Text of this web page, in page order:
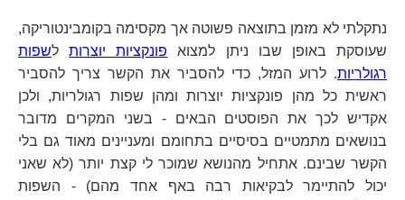
נתקלתי לא מזמן בתוצאה פשוטה אך מקסימה בקומבינטוריקה,
שעוסקת באופן שבו ניתן למצוא פונקציות יוצרותלשפות
רגולריות. לרוע המזל, כדי להסביר את הקשר צריך להסביר
ראשית כל מהן פונקציות יוצרות ומהן שפות רגולריות, ולכן
אקדיש לכך את הפוסטים הבאים - בשני המקרים מדובר
בנושאים מתמטיים בסיסיים בתחומם ומעניינים מאוד גם בלי
הקשר שבינם. אתחיל מהנושא שמוכר לי קצת יותר (לא שאני
יכול להתיימר לבקיאות רבה באף אחד מהם) - השפות